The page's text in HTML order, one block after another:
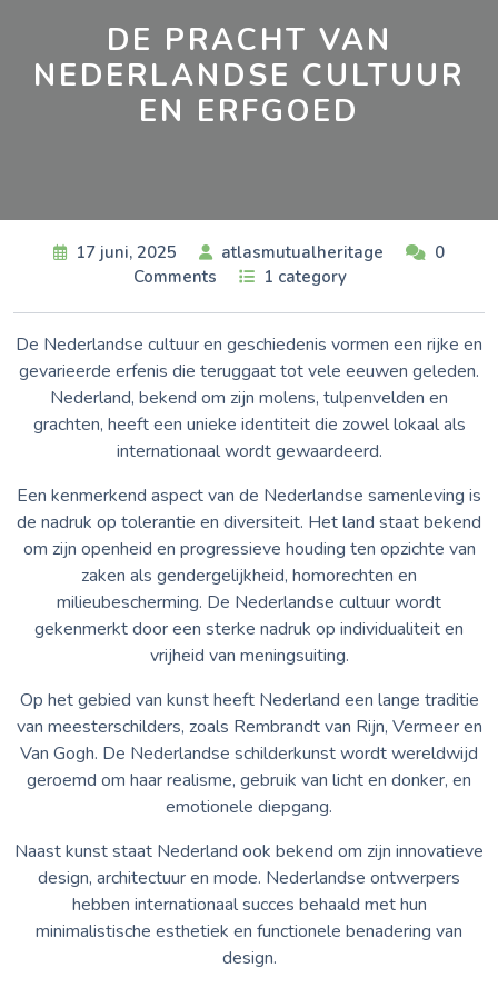
DE PRACHT VAN
NEDERLANDSE CULTUUR
EN ERFGOED
17 juni, 2025 atlasmutualheritage
0
Comments
1 category
De Nederlandse cultuur en geschiedenis vormen een rijke en
gevarieerde erfenis die teruggaat tot vele eeuwen geleden.
Nederland, bekend om zijn molens, tulpenvelden en
grachten, heeft een unieke identiteit die zowel lokaal als
internationaal wordt gewaardeerd.
Een kenmerkend aspect van de Nederlandse samenleving is
de nadruk op tolerantie en diversiteit. Het land staat bekend
om zijn openheid en progressieve houding ten opzichte van
zaken als gendergelijkheid, homorechten en
milieubescherming. De Nederlandse cultuur wordt
gekenmerkt door een sterke nadruk op individualiteit en
vrijheid van meningsuiting.
Op het gebied van kunst heeft Nederland een lange traditie
van meesterschilders, zoals Rembrandt van Rijn, Vermeer en
Van Gogh. De Nederlandse schilderkunst wordt wereldwijd
geroemd om haar realisme, gebruik van licht en donker, en
emotionele diepgang.
Naast kunst staat Nederland ook bekend om zijn innovatieve
design, architectuur en mode. Nederlandse ontwerpers
hebben internationaal succes behaald met hun
minimalistische esthetiek en functionele benadering van
design.